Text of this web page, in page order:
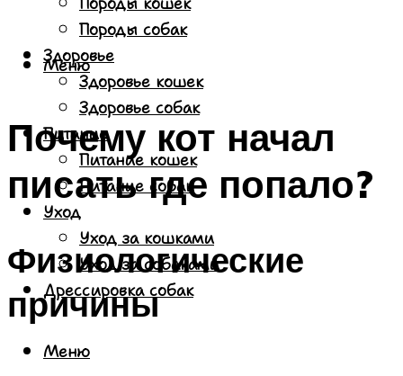
Породы собак
Здоровье
Здоровье кошек
Здоровье собак
Питание
Питание кошек
Питание собак
Уход
Уход за кошками
Уход за собаками
Дрессировка собак
Меню
Меню
Почему кот начал
писать где попало?
Физиологические
причины